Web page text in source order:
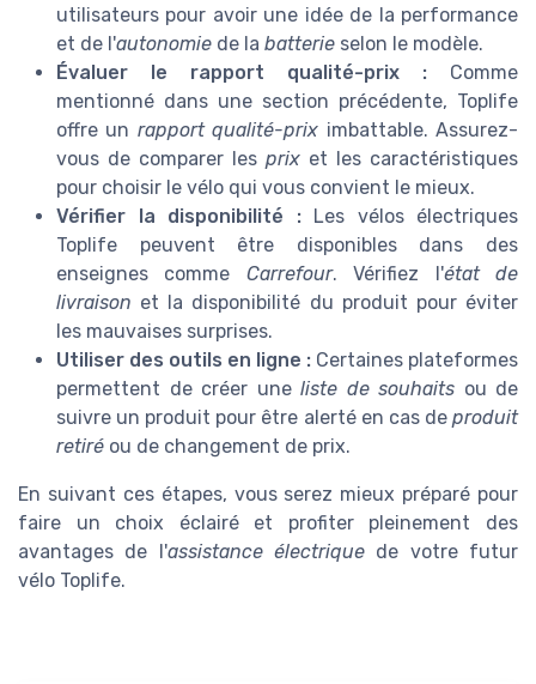
utilisateurs pour avoir une idée de la performance
et de l'autonomie de la batterie selon le modèle.
Évaluer le rapport qualité-prix : Comme
mentionné dans une section précédente, Toplife
offre un rapport qualité-prix imbattable. Assurez-
vous de comparer les prix et les caractéristiques
pour choisir le vélo qui vous convient le mieux.
Vérifier la disponibilité :Les vélos électriques
Toplife peuvent être disponibles dans des
enseignes comme Carrefour. Vérifiez l'état de
livraison et la disponibilité du produit pour éviter
les mauvaises surprises.
Utiliser des outils en ligne : Certaines plateformes
permettent de créer une liste de souhaits ou de
suivre un produit pour être alerté en cas de produit
retiré ou de changement de prix.
En suivant ces étapes, vous serez mieux préparé pour
faire un choix éclairé et profiter pleinement des
avantages de l'assistance électrique de votre futur
vélo Toplife.